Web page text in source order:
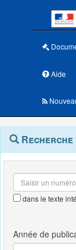
Aide
Navigation
outils
Menu
contextuel
Recherche
dans le texte